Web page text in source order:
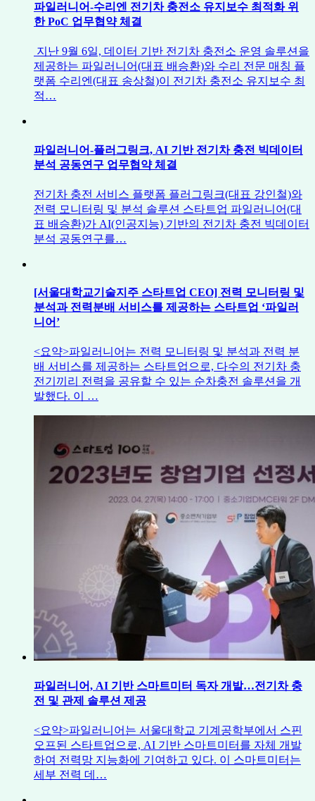
파일러니어-수리엔 전기차 충전소 유지보수 최적화 위
한 PoC 업무협약 체결
지난 9월 6일, 데이터 기반 전기차 충전소 운영 솔루션을
제공하는 파일러니어(대표 배승환)와 수리 전문 매칭 플
랫폼 수리엔(대표 송상철)이 전기차 충전소 유지보수 최
적…
파일러니어-플러그링크, AI 기반 전기차 충전 빅데이터
분석 공동연구 업무협약 체결
전기차 충전 서비스 플랫폼 플러그링크(대표 강인철)와
전력 모니터링 및 분석 솔루션 스타트업 파일러니어(대
표 배승환)가 AI(인공지능) 기반의 전기차 충전 빅데이터
분석 공동연구를…
[서울대학교기술지주 스타트업 CEO] 전력 모니터링 및
분석과 전력분배 서비스를 제공하는 스타트업 ‘파일러
니어’
<요약>파일러니어는 전력 모니터링 및 분석과 전력 분
배 서비스를 제공하는 스타트업으로, 다수의 전기차 충
전기끼리 전력을 공유할 수 있는 순차충전 솔루션을 개
발했다. 이 …
파일러니어, AI 기반 스마트미터 독자 개발…전기차 충
전 및 관제 솔루션 제공
<요약>파일러니어는 서울대학교 기계공학부에서 스핀
오프된 스타트업으로, AI 기반 스마트미터를 자체 개발
하여 전력망 지능화에 기여하고 있다. 이 스마트미터는
세부 전력 데…